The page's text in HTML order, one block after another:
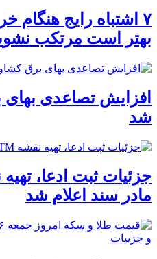
۷ اشتباه رایج هنگام
بهتر است مرتکب
افزایش تصاعدی
شد
مادر سند اعلام شد